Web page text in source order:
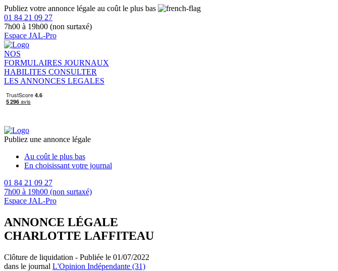
Publiez votre annonce légale au coût le plus bas
01 84 21 09 27
7h00 à 19h00 (non surtaxé)
Espace JAL-Pro
NOS
FORMULAIRES JOURNAUX
HABILITES CONSULTER
LES ANNONCES LEGALES
Publiez une annonce légale
Au coût le plus bas
En choisissant votre journal
01 84 21 09 27
7h00 à 19h00 (non surtaxé)
Espace JAL-Pro
ANNONCE LÉGALE
CHARLOTTE LAFFITEAU
Clôture de liquidation - Publiée le 01/07/2022
dans le journal L'Opinion Indépendante (31)